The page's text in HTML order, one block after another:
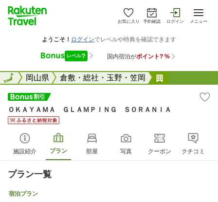
お気に入り 予約確認 ログイン メニュー
全国岡山県 倉敷・総社・玉野・笠岡
全国
ＯＫＡＹＡＭＡ ＧＬＡＭＰＩＮＧ ＳＯＲＡＮＩＡ
施設紹介 プラン 部屋 写真 クーポン クチコミ
プラン一覧
宿泊プラン